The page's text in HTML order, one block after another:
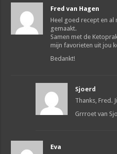
Fred van Hagen
Heel goed recept en al
gemaakt.
Samen met de
mijn favorieten uit jou
Bedankt!
Sjoerd
Thanks, Fred.
Grrroet van
Eva